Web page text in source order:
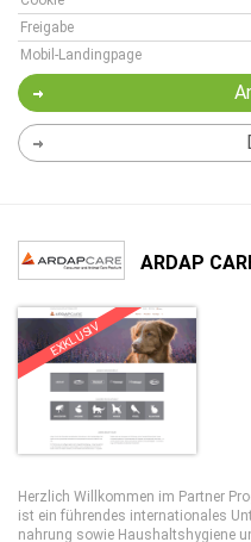
Freigabe
Mobil-Landingpage
ARDAP
EXKLUSIV
Herzlich Willkommen im Partner
ist ein führendes internationales
nahrung sowie Haushaltshygiene